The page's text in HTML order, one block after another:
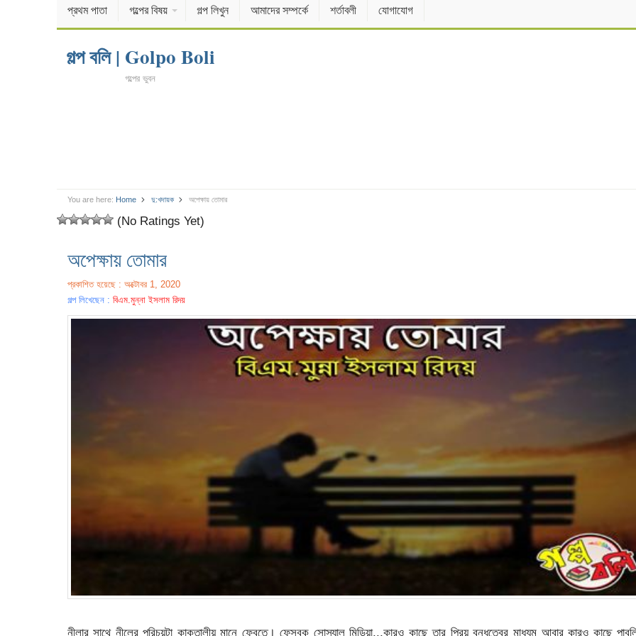
প্রথম পাতা গল্পের বিষয় গল্প লিখুন আমাদের সম্পর্কে শর্তাবলী যোগাযোগ
গল্প বলি | Golpo Boli
গল্পের ভুবন
You are here: Home দু:খদায়ক অপেক্ষায় তোমার
(No Ratings Yet)
অপেক্ষায় তোমার
প্রকাশিত হয়েছে : অক্টোবর 1, 2020
গল্প লিখেছেন : বিএম.মুন্না ইসলাম রিদয়
নীলার সাথে নীলের পরিচয়টা কাকতালীয় মানে ফেবুতে। ফেসবুক সোস্যাল মিডিয়া,,,কারও কাছে তার প্রিয় বন্ধুত্বের মাধ্যম আবার কারও কাছে